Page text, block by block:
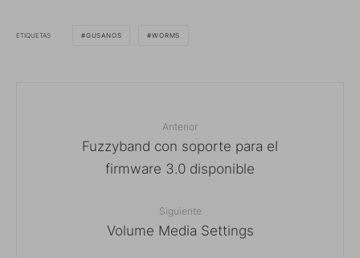
ETIQUETAS GUSANOS WORMS
Anterior
Fuzzyband con soporte para el
firmware 3.0 disponible
Siguiente
Volume Media Settings